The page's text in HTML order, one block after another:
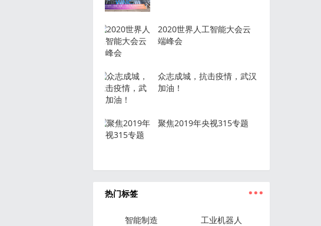
2020世界人工智能大会云
端峰会
众志成城，抗击疫情，武汉
加油！
聚焦2019年央视315专题
热门标签 ...
智能制造 工业机器人